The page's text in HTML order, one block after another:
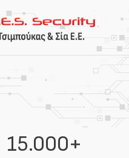
15.000+